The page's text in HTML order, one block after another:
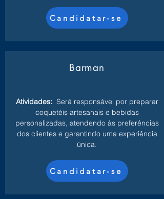
Candidatar-se
Barman
Atividades: Será responsável por preparar
coquetéis artesanais e bebidas
personalizadas, atendendo às preferências
dos clientes e garantindo uma experiência
única.
Candidatar-se